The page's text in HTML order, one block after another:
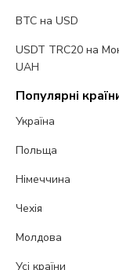
BTC на USD
USDT TRC20 на
UAH
Популярні
Україна
Польща
Німеччина
Чехія
Молдова
Усі країни